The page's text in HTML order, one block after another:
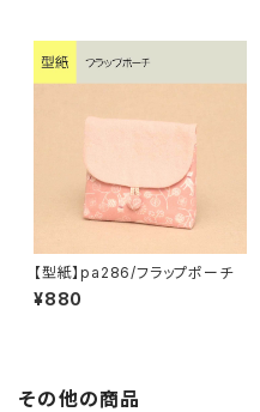
【型紙】pa286/フラップポーチ
¥880
その他の商品